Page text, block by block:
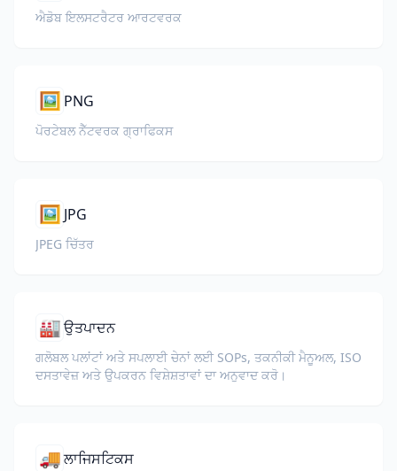
ਐਡੋਬ ਇਲਸਟਰੈਟਰ ਆਰਟਵਰਕ
🖼️ PNG
ਪੋਰਟੇਬਲ ਨੈੱਟਵਰਕ ਗ੍ਰਾਫਿਕਸ
🖼️ JPG
JPEG ਚਿੱਤਰ
🏭ਉਤਪਾਦਨ
ਗਲੋਬਲ ਪਲਾਂਟਾਂ ਅਤੇ ਸਪਲਾਈ ਚੇਨਾਂ ਲਈ SOPs, ਤਕਨੀਕੀ ਮੈਨੂਅਲ, ISO
ਦਸਤਾਵੇਜ਼ ਅਤੇ ਉਪਕਰਨ ਵਿਸ਼ੇਸ਼ਤਾਵਾਂ ਦਾ ਅਨੁਵਾਦ ਕਰੋ।
🚚ਲਾਜਿਸਟਿਕਸ